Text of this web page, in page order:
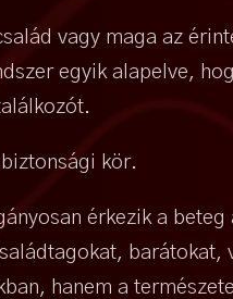
vagy maga az
egyik alapelve,
kör.
érkezik a
hanem a